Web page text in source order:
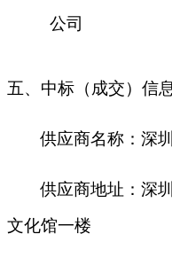
公司
五、中标（成交）信
供应商名称： 深
供应商地址：深
文化馆一楼